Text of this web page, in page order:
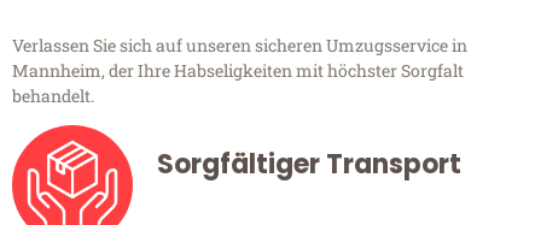
Verlassen Sie sich auf unseren sicheren Umzugsservice in
Mannheim, der Ihre Habseligkeiten mit höchster Sorgfalt
behandelt.
Sorgfältiger Transport